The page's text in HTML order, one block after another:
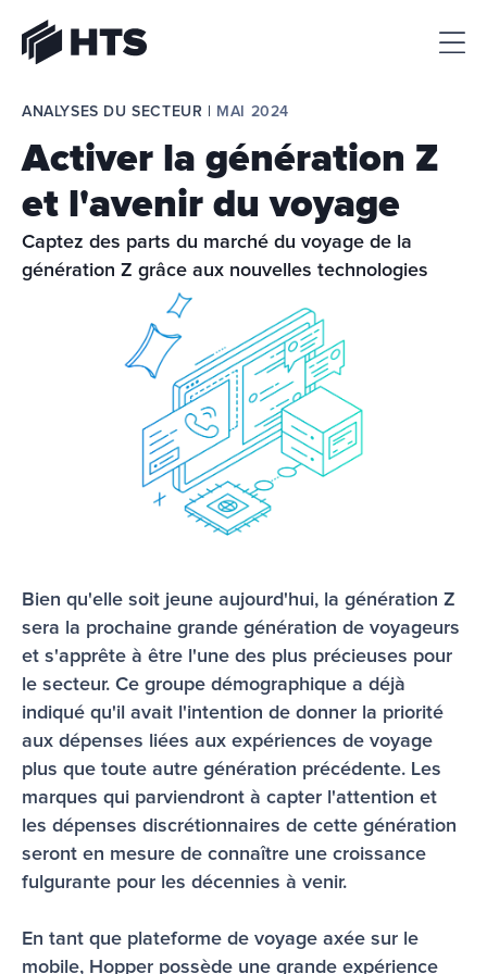
ANALYSES DU SECTEUR | MAI 2024
Activer la génération Z
et l'avenir du voyage
Captez des parts du marché du voyage de la
génération Z grâce aux nouvelles technologies
Bien qu'elle soit jeune aujourd'hui, la génération Z
sera la prochaine grande génération de voyageurs
et s'apprête à être l'une des plus précieuses pour
le secteur. Ce groupe démographique a déjà
indiqué qu'il avait l'intention de donner la priorité
aux dépenses liées aux expériences de voyage
plus que toute autre génération précédente. Les
marques qui parviendront à capter l'attention et
les dépenses discrétionnaires de cette génération
seront en mesure de connaître une croissance
fulgurante pour les décennies à venir.
En tant que plateforme de voyage axée sur le
mobile, Hopper possède une grande expérience